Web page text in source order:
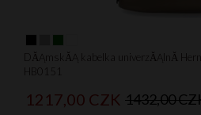
DĂĄmskĂĄ kabelka univerzĂĄlnĂ­
HB0151
1217,00 CZK 1432,00